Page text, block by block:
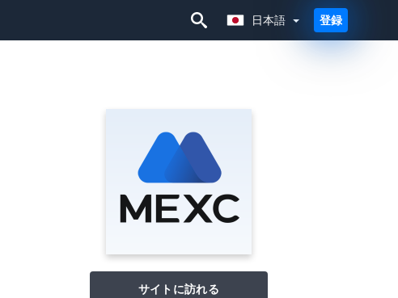
日本語
日本語 登録
サイトに訪れる